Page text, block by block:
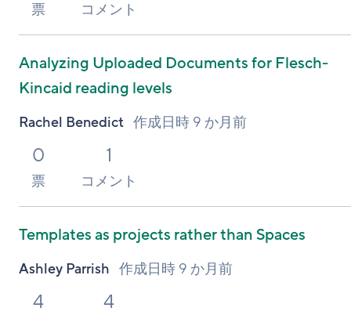
票 コメント
Analyzing Uploaded Documents for Flesch-
Kincaid reading levels
Rachel Benedict 作成日時 9 か月前
0
票
1
コメント
Templates as projects rather than Spaces
Ashley Parrish 作成日時 9 か月前
4 4